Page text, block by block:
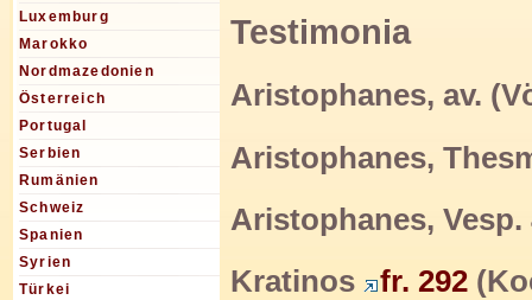
Luxemburg
Marokko
Nordmazedonien
Österreich
Portugal
Serbien
Rumänien
Schweiz
Spanien
Syrien
Türkei
Testimonia
Aristophanes, av.
Aristophanes,
Aristophanes, Vesp.
Kratinos
fr. 292